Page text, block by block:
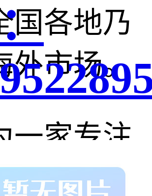
国各地乃
外市场。
一家专注
气罐制造